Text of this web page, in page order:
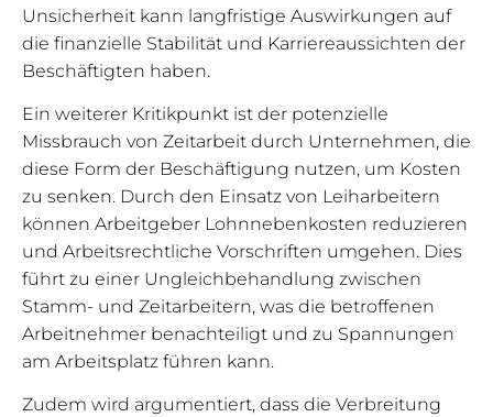
Unsicherheit kann langfristige Auswirkungen auf
die finanzielle Stabilität und Karriereaussichten der
Beschäftigten haben.
Ein weiterer Kritikpunkt ist der potenzielle
Missbrauch von Zeitarbeit durch Unternehmen, die
diese Form der Beschäftigung nutzen, um Kosten
zu senken. Durch den Einsatz von Leiharbeitern
können Arbeitgeber Lohnnebenkosten reduzieren
und Arbeitsrechtliche Vorschriften umgehen. Dies
führt zu einer Ungleichbehandlung zwischen
Stamm- und Zeitarbeitern, was die betroffenen
Arbeitnehmer benachteiligt und zu Spannungen
am Arbeitsplatz führen kann.
Zudem wird argumentiert, dass die Verbreitung